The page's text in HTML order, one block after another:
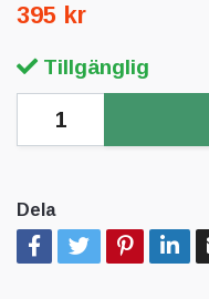
395 kr
Tillgänglig
Dela